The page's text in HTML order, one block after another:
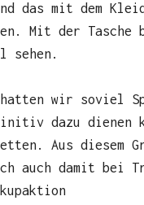
das mit dem
Mit der Tasche
sehen.
wir soviel
dazu dienen
Aus diesem
auch damit bei